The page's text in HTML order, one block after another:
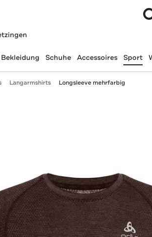
Bekleidung Schuhe Accessoires Sport
Langarmshirts Longsleeve mehrfarbig